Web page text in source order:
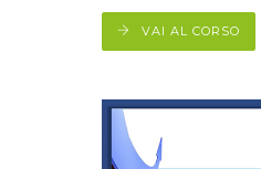
VAI AL CORSO